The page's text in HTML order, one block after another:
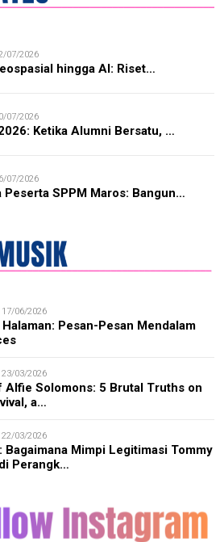
07/2026
hingga AI: Riset…
07/2026
Ketika Alumni Bersatu, …
07/2026
Peserta SPPM Maros: Bangun…
17/06/2026
Pesan-Pesan Mendalam
23/03/2026
Alfie Solomons: 5 Brutal Truths on
a…
22/03/2026
Bagaimana Mimpi Legitimasi Tommy
Perangk…